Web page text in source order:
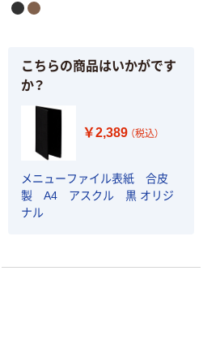
こちらの商品はいかがです
か？
￥2,389 （税込）
メニューファイル表紙 合皮
製 A4 アスクル 黒 オリジ
ナル